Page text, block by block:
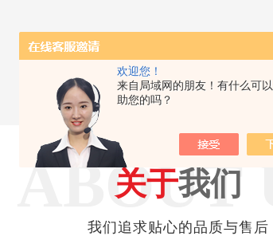
欢迎您！
来自局域网的朋友！有什么可
助您的吗？
ABOUT
关于我们
我们追求贴心的品质与售后